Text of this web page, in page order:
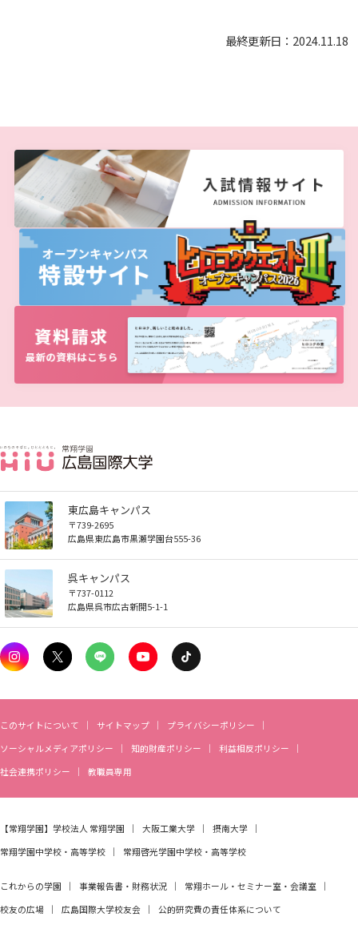
ビジュランクラウド
電子ジャーナルをさがす
学外からのつかいかた
看護師・保健師国家試験対策
活動とイベント
利用講習会
学生図書委員の活動
施設案内
よくある質問
図書館だより『Library News』
お知らせ
自然災害時等の図書館の閉館について
学内向け専用ページ
広国ポータルサイト
広国LMS
最終更新日：2024.11.18
東広島キャンパス
〒739-2695
広島県東広島市黒瀬学園台555-36
呉キャンパス
〒737-0112
広島県呉市広古新開5-1-1
このサイトについて サイトマップ
プライバシーポリシー
ソーシャルメディアポリシー
知的財産ポリシー
利益相反ポリシー
社会連携ポリシー
教職員専用
【常翔学園】 学校法人 常翔学園 大阪工業大学
摂南大学
常翔学園中学校・高等学校
常翔啓光学園中学校・高等学校
これからの学園 事業報告書・財務状況
常翔ホール・セミナー室・会議室
校友の広場
広島国際大学校友会 公的研究費の責任体系について